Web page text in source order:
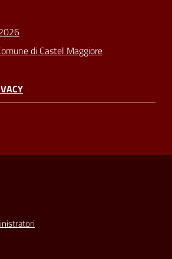
di Castel Maggiore